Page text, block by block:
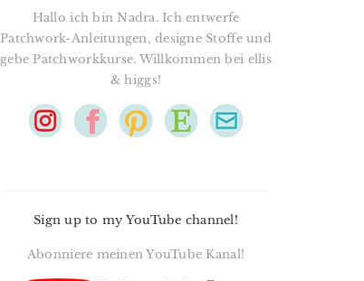
Hallo ich bin Nadra. Ich entwerfe
Patchwork-Anleitungen, designe Stoffe und
gebe Patchworkkurse. Willkommen bei ellis
& higgs!
Sign up to my YouTube channel!
Abonniere meinen YouTube Kanal!